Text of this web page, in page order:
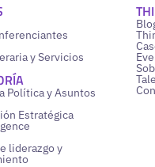
y Servicios
Política y Asuntos
Estratégica
liderazgo y